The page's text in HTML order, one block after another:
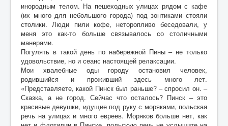
инородным телом. На пешеходных улицах рядом с кафе
(их много для небольшого города) под зонтиками стояли
столики. Люди пили кофе, неторопливо беседовали, у
меня это как-то больше связывалось со столичными
манерами.
Погулять в такой день по набережной Пины – не только
удовольствие, но и сеанс настоящей релаксации.
Мои хвалебные оды городу остановил человек,
родившийся и проживший здесь много лет.
«Представляете, какой Пинск был раньше? – спросил он. –
Сказка, а не город. Сейчас что осталось? Пинск – это
красивые девушки, идущие под руку с моряками, польская
речь на улицах и много евреев. Моряков больше нет, как